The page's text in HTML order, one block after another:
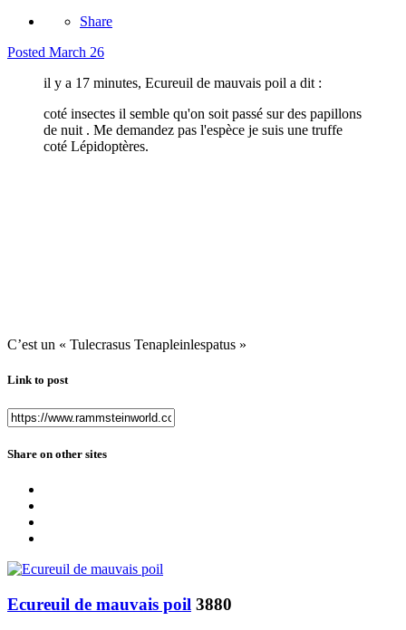
Share
Posted March 26
il y a 17 minutes, Ecureuil de mauvais poil a dit :
coté insectes il semble qu'on soit passé sur des papillons
de nuit . Me demandez pas l'espèce je suis une truffe
coté Lépidoptères.
C’est un « Tulecrasus Tenapleinlespatus »
Link to post
Share on other sites
Ecureuil de mauvais poil 3880